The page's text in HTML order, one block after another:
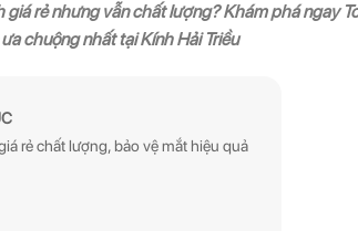
rẻ nhưng vẫn chất lượng? Khám phá ngay
chuộng nhất tại Kính Hải Triều
rẻ chất lượng, bảo vệ mắt hiệu quả